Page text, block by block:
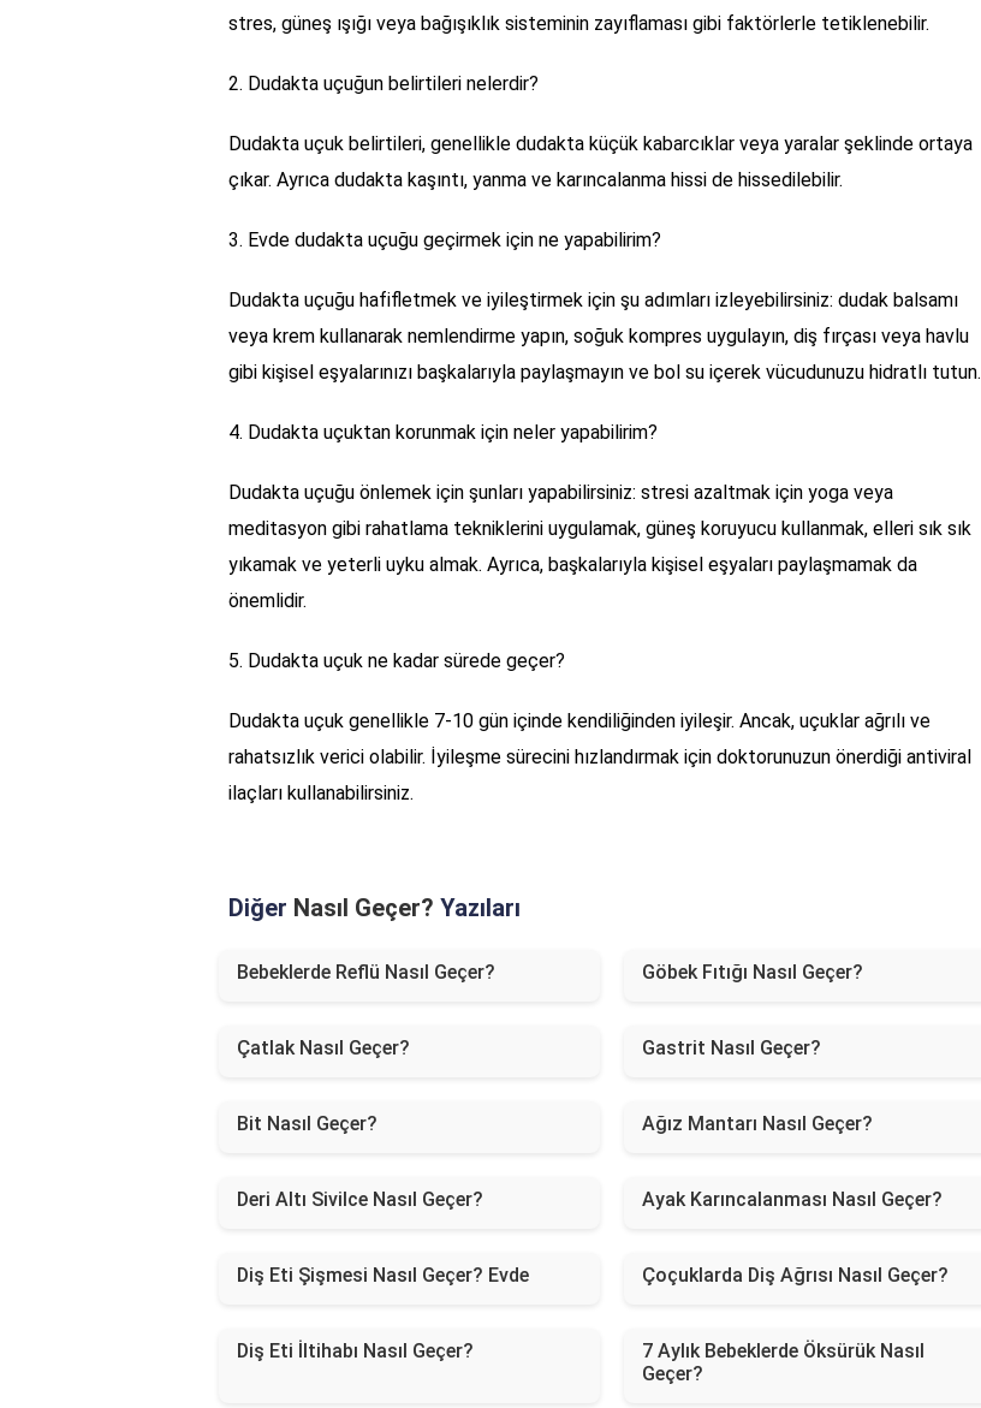
stres, güneş ışığı veya bağışıklık sisteminin zayıflaması gibi faktörlerle tetiklenebilir.
2. Dudakta uçuğun belirtileri nelerdir?
Dudakta uçuk belirtileri, genellikle dudakta küçük kabarcıklar veya yaralar şeklinde ortaya
çıkar. Ayrıca dudakta kaşıntı, yanma ve karıncalanma hissi de hissedilebilir.
3. Evde dudakta uçuğu geçirmek için ne yapabilirim?
Dudakta uçuğu hafifletmek ve iyileştirmek için şu adımları izleyebilirsiniz: dudak balsamı
veya krem kullanarak nemlendirme yapın, soğuk kompres uygulayın, diş fırçası veya havlu
gibi kişisel eşyalarınızı başkalarıyla paylaşmayın ve bol su içerek vücudunuzu hidratlı tutun.
4. Dudakta uçuktan korunmak için neler yapabilirim?
Dudakta uçuğu önlemek için şunları yapabilirsiniz: stresi azaltmak için yoga veya
meditasyon gibi rahatlama tekniklerini uygulamak, güneş koruyucu kullanmak, elleri sık sık
yıkamak ve yeterli uyku almak. Ayrıca, başkalarıyla kişisel eşyaları paylaşmamak da
önemlidir.
5. Dudakta uçuk ne kadar sürede geçer?
Dudakta uçuk genellikle 7-10 gün içinde kendiliğinden iyileşir. Ancak, uçuklar ağrılı ve
rahatsızlık verici olabilir. İyileşme sürecini hızlandırmak için doktorunuzun önerdiği antiviral
ilaçları kullanabilirsiniz.
Diğer Nasıl Geçer? Yazıları
Bebeklerde Reflü Nasıl Geçer? Göbek Fıtığı Nasıl Geçer?
Çatlak Nasıl Geçer? Gastrit Nasıl Geçer?
Bit Nasıl Geçer? Ağız Mantarı Nasıl Geçer?
Deri Altı Sivilce Nasıl Geçer? Ayak Karıncalanması Nasıl Geçer?
Diş Eti Şişmesi Nasıl Geçer? Evde Çoçuklarda Diş Ağrısı Nasıl Geçer?
Diş Eti İltihabı Nasıl Geçer?
7 Aylık Bebeklerde Öksürük Nasıl
Geçer?